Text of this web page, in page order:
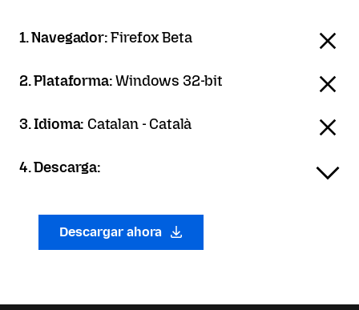
1. Navegador:Firefox Beta
2. Plataforma:Windows 32-bit
3. Idioma: Catalan - Català
4. Descarga:
Descargar ahora